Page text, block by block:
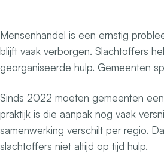
Mensenhandel is een ernstig
blijft vaak verborgen. Slachtoffers
georganiseerde hulp. Gemeenten
Sinds 2022 moeten gemeenten
praktijk is die aanpak nog vaak
samenwerking verschilt per regio.
slachtoffers niet altijd op tijd hulp.